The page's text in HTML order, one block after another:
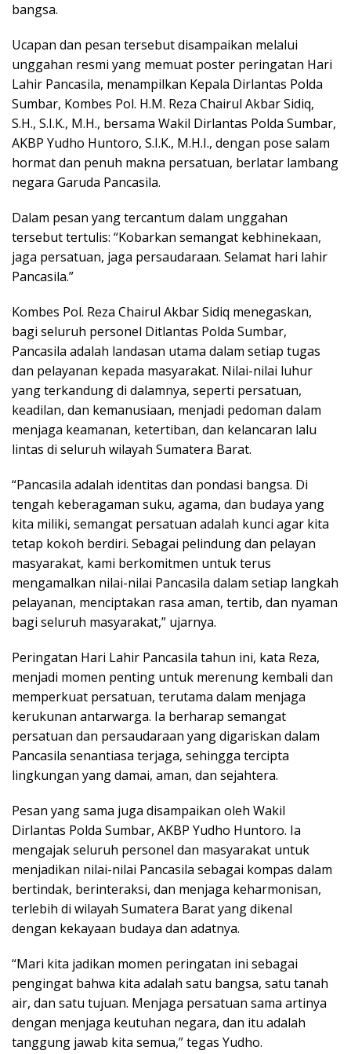
bangsa.
Ucapan dan pesan tersebut disampaikan melalui
unggahan resmi yang memuat poster peringatan Hari
Lahir Pancasila, menampilkan Kepala Dirlantas Polda
Sumbar, Kombes Pol. H.M. Reza Chairul Akbar Sidiq,
S.H., S.I.K., M.H., bersama Wakil Dirlantas Polda Sumbar,
AKBP Yudho Huntoro, S.I.K., M.H.I., dengan pose salam
hormat dan penuh makna persatuan, berlatar lambang
negara Garuda Pancasila.
Dalam pesan yang tercantum dalam unggahan
tersebut tertulis: “Kobarkan semangat kebhinekaan,
jaga persatuan, jaga persaudaraan. Selamat hari lahir
Pancasila.”
Kombes Pol. Reza Chairul Akbar Sidiq menegaskan,
bagi seluruh personel Ditlantas Polda Sumbar,
Pancasila adalah landasan utama dalam setiap tugas
dan pelayanan kepada masyarakat. Nilai-nilai luhur
yang terkandung di dalamnya, seperti persatuan,
keadilan, dan kemanusiaan, menjadi pedoman dalam
menjaga keamanan, ketertiban, dan kelancaran lalu
lintas di seluruh wilayah Sumatera Barat.
“Pancasila adalah identitas dan pondasi bangsa. Di
tengah keberagaman suku, agama, dan budaya yang
kita miliki, semangat persatuan adalah kunci agar kita
tetap kokoh berdiri. Sebagai pelindung dan pelayan
masyarakat, kami berkomitmen untuk terus
mengamalkan nilai-nilai Pancasila dalam setiap langkah
pelayanan, menciptakan rasa aman, tertib, dan nyaman
bagi seluruh masyarakat,” ujarnya.
Peringatan Hari Lahir Pancasila tahun ini, kata Reza,
menjadi momen penting untuk merenung kembali dan
memperkuat persatuan, terutama dalam menjaga
kerukunan antarwarga. Ia berharap semangat
persatuan dan persaudaraan yang digariskan dalam
Pancasila senantiasa terjaga, sehingga tercipta
lingkungan yang damai, aman, dan sejahtera.
Pesan yang sama juga disampaikan oleh Wakil
Dirlantas Polda Sumbar, AKBP Yudho Huntoro. Ia
mengajak seluruh personel dan masyarakat untuk
menjadikan nilai-nilai Pancasila sebagai kompas dalam
bertindak, berinteraksi, dan menjaga keharmonisan,
terlebih di wilayah Sumatera Barat yang dikenal
dengan kekayaan budaya dan adatnya.
“Mari kita jadikan momen peringatan ini sebagai
pengingat bahwa kita adalah satu bangsa, satu tanah
air, dan satu tujuan. Menjaga persatuan sama artinya
dengan menjaga keutuhan negara, dan itu adalah
tanggung jawab kita semua,” tegas Yudho.